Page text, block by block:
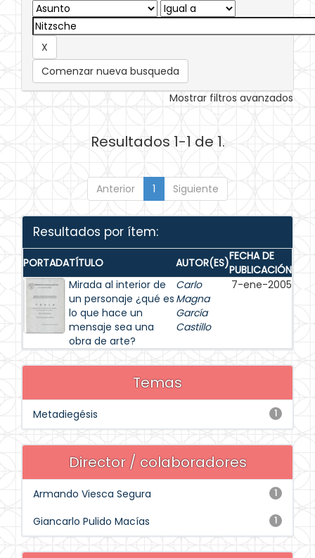
Comenzar nueva busqueda
Mostrar filtros avanzados
Resultados 1-1 de 1.
Anterior 1 Siguiente
Resultados por ítem:
PORTADATÍTULO AUTOR(ES)FECHA DE
PUBLICACIÓN
Mirada al interior de
un personaje ¿qué es
lo que hace un
mensaje sea una
obra de arte?
Carlo
Magna
García
Castillo
7-ene-2005
Temas
1
Metadiegésis
Director / colaboradores
1
Armando Viesca Segura
1
Giancarlo Pulido Macías